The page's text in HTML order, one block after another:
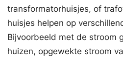
transformatorhuisjes, of
huisjes helpen op
Bijvoorbeeld met de stroom
huizen, opgewekte stroom